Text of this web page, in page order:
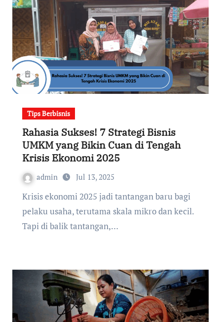
Tips Berbisnis
Rahasia Sukses! 7 Strategi Bisnis
UMKM yang Bikin Cuan di Tengah
Krisis Ekonomi 2025
admin Jul 13, 2025
Krisis ekonomi 2025 jadi tantangan baru bagi
pelaku usaha, terutama skala mikro dan kecil.
Tapi di balik tantangan,…